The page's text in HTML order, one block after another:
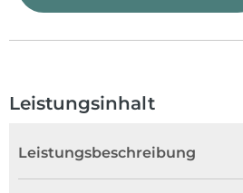
Leistungsinhalt
Leistungsbeschreibung